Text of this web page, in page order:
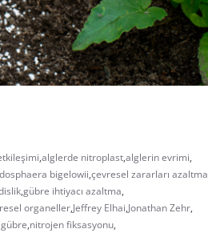
,alglerde nitroplast,alglerin evrimi,
bigelowii,çevresel zararları azaltma
,gübre ihtiyacı azaltma,
organeller,Jeffrey Elhai,Jonathan Zehr,
,nitrojen fiksasyonu,